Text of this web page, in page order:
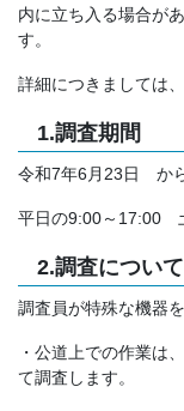
内に立ち入る場合が
す。
詳細につきましては
1.調査期間
令和7年6月23日 か
平日の9:00～17:00
2.調査について
調査員が特殊な機器
・公道上での作業は
て調査します。